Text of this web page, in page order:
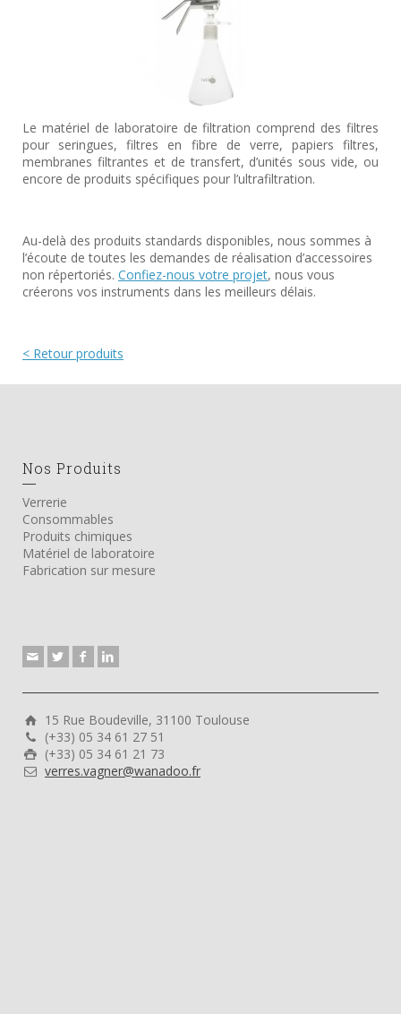
Le matériel de laboratoire de filtration comprend des filtres
pour seringues, filtres en fibre de verre, papiers filtres,
membranes filtrantes et de transfert, d’unités sous vide, ou
encore de produits spécifiques pour l’ultrafiltration.
Au-delà des produits standards disponibles, nous sommes à
l’écoute de toutes les demandes de réalisation d’accessoires
non répertoriés. Confiez-nous votre projet, nous vous
créerons vos instruments dans les meilleurs délais.
< Retour produits
Nos Produits
Verrerie
Consommables
Produits chimiques
Matériel de laboratoire
Fabrication sur mesure
15 Rue Boudeville, 31100 Toulouse
(+33) 05 34 61 27 51
(+33) 05 34 61 21 73
verres.vagner@wanadoo.fr